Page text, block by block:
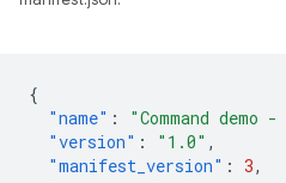
{
"name" : "Command demo
"version" : "1.0" ,
"manifest_version" : 3,